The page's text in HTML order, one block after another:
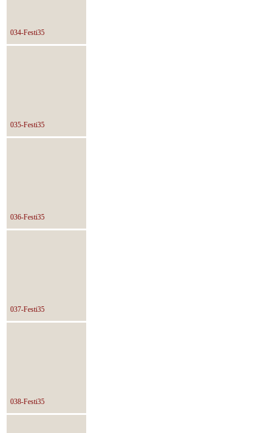
034-Festi35
035-Festi35
036-Festi35
037-Festi35
038-Festi35